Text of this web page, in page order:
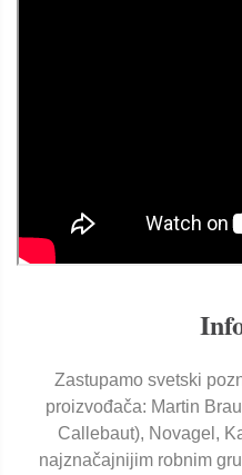
Zastupamo svetski
proizvođača: Martin
Callebaut), Novagel,
najznačajnijim robnim